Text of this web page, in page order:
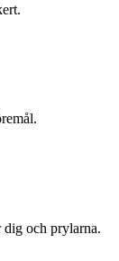
dig och prylarna.